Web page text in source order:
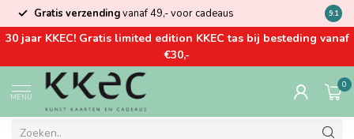
Gratis verzendingvanaf 49,- voor cadeaus Kom
9.1
30 jaar KKEC! Gratis limited edition KKEC tas bij besteding vanaf
€30,-
MENU
0